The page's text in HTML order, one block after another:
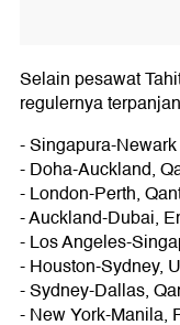
Selain pesawat
regulernya
- Singapura-
- Doha-Auckland,
- London-Perth,
- Auckland-Dubai,
- Los Angeles-
- Houston-Sydney,
- Sydney-Dallas,
- New York-Manila,